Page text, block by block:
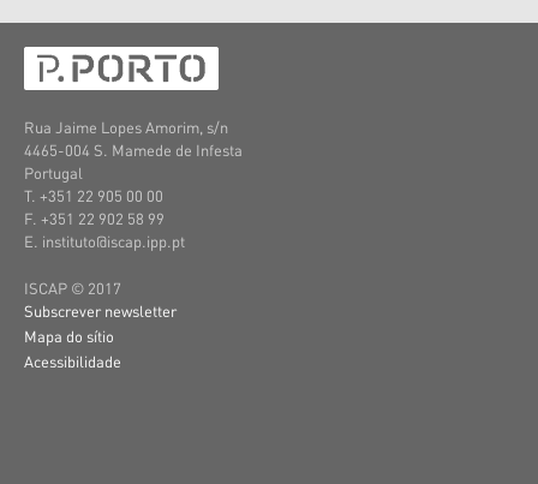
Rua Jaime Lopes Amorim, s/n
4465-004 S. Mamede de Infesta
Portugal
T. +351 22 905 00 00
F. +351 22 902 58 99
E. instituto@iscap.ipp.pt
ISCAP © 2017
Subscrever newsletter
Mapa do sítio
Acessibilidade